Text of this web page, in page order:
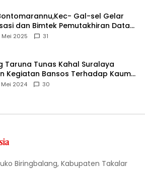
Gal-sel Gelar
dan Bimtek Pemutakhiran Data
Mei 2025 31
Taruna Tunas Kahal Suralaya
Kegiatan Bansos Terhadap Kaum
dan Anak Yatim-Piatu
Mei 2024 30
Biringbalang, Kabupaten Takalar